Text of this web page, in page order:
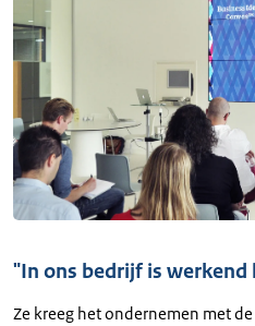
"In ons bedrijf is
Ze kreeg het ondernemen met